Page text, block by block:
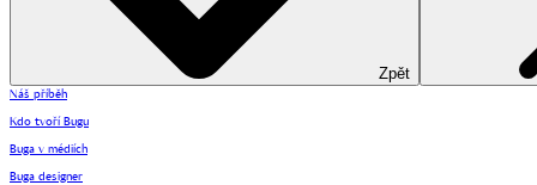
Zpět
Náš příběh
Kdo tvoří Bugu
Buga v médiích
Buga designer